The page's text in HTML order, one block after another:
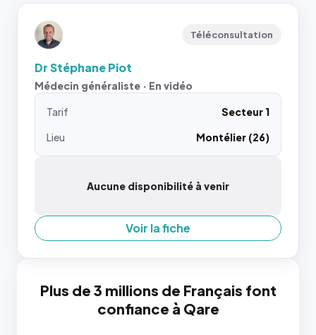
Téléconsultation
Dr Stéphane Piot
Médecin généraliste · En vidéo
Tarif
Secteur 1
Lieu
Montélier (26)
Aucune disponibilité à venir
Voir la fiche
Plus de 3 millions de Français font
confiance à Qare